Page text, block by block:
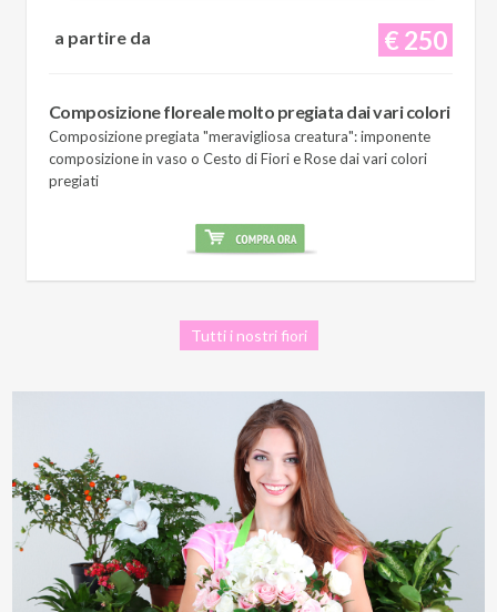
€ 250
a partire da
Composizione floreale molto pregiata dai vari colori
Composizione pregiata "meravigliosa creatura": imponente
composizione in vaso o Cesto di Fiori e Rose dai vari colori
pregiati
Tutti i nostri fiori